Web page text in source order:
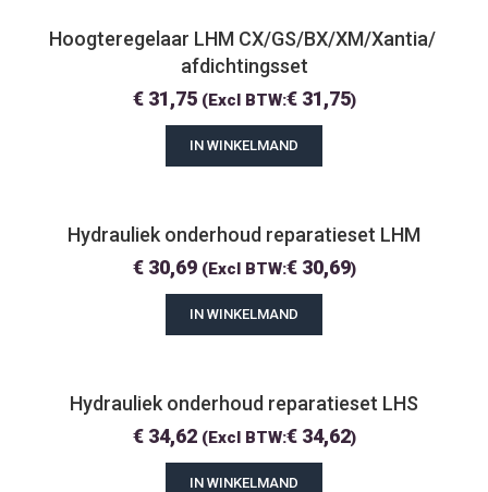
Hoogteregelaar LHM CX/GS/BX/XM/Xantia/
afdichtingsset
€31,75 (Excl BTW:€31,75)
IN WINKELMAND
Hydrauliek onderhoud reparatieset LHM
€30,69 (Excl BTW:€30,69)
IN WINKELMAND
Hydrauliek onderhoud reparatieset LHS
€34,62 (Excl BTW:€34,62)
IN WINKELMAND